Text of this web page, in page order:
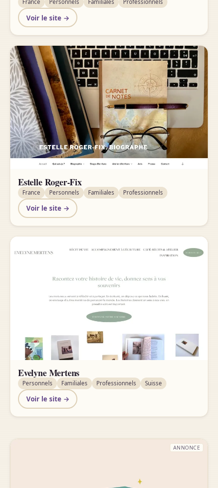
France Personnels Familiales Professionnels
Voir le site →
Estelle Roger-Fix
France Personnels Familiales Professionnels
Voir le site →
Evelyne Mertens
Personnels Familiales Professionnels Suisse
Voir le site →
ANNONCE